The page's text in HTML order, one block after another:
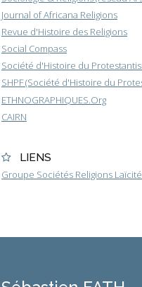
Journal of Africana Religions
Revue d'Histoire des Religions
Social Compass
Société d'Histoire du
SHPF (Société d'Histoire du
ETHNOGRAPHIQUES.Org
CAIRN
LIENS
Groupe Sociétés Religions